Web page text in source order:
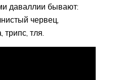
даваллии бывают:
червец,
тля.